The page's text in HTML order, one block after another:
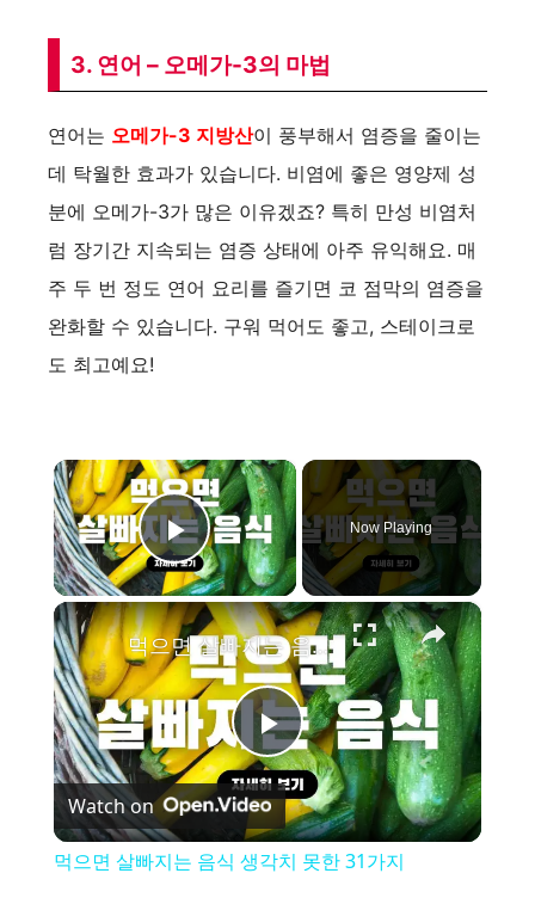
3. 연어 – 오메가-3의 마법
연어는 오메가-3 지방산이 풍부해서 염증을 줄이는
데 탁월한 효과가 있습니다. 비염에 좋은 영양제 성
분에 오메가-3가 많은 이유겠죠? 특히 만성 비염처
럼 장기간 지속되는 염증 상태에 아주 유익해요. 매
주 두 번 정도 연어 요리를 즐기면 코 점막의 염증을
완화할 수 있습니다. 구워 먹어도 좋고, 스테이크로
도 최고예요!
×
Play Video
Now Playing
×
P
l
먹으면 살빠지는 음식 생각치 못한 31가지
Watch on
먹으면 살빠지는 음식 생각치 못한 31가지